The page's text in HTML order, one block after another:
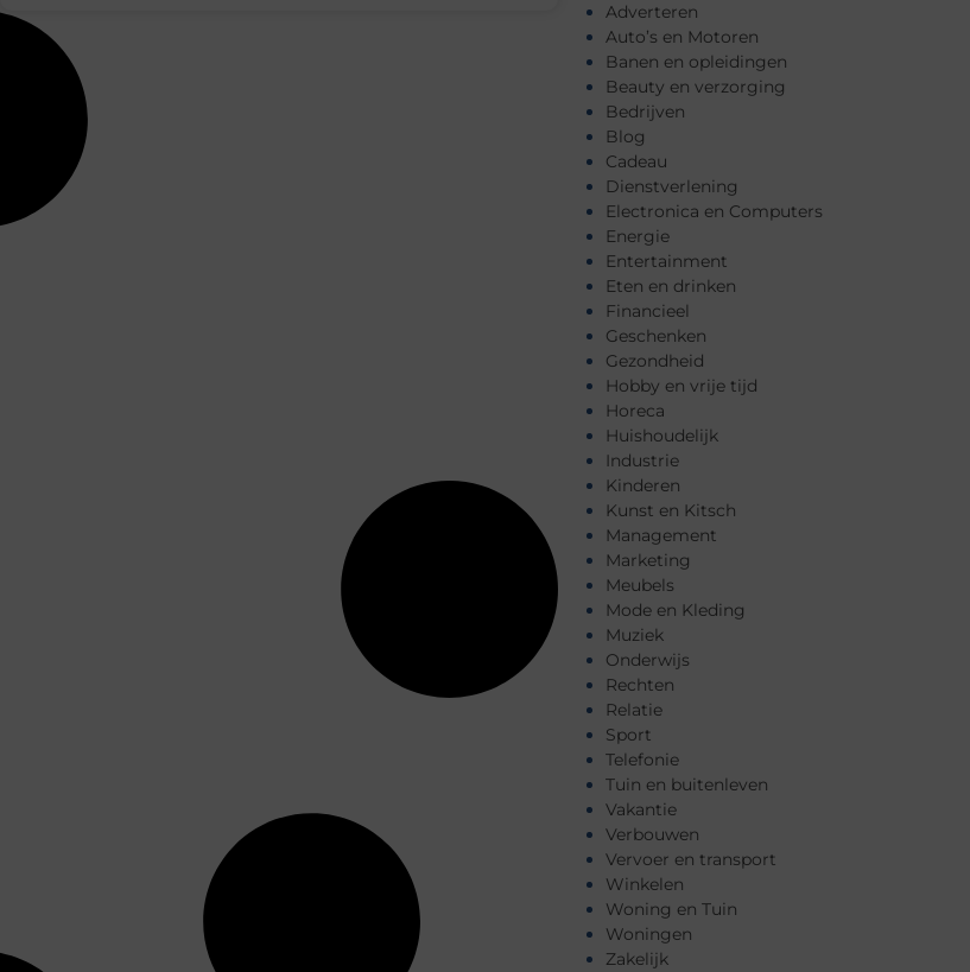
Adverteren
Auto’s en Motoren
Banen en opleidingen
Beauty en verzorging
Bedrijven
Blog
Cadeau
Dienstverlening
Electronica en Computers
Energie
Entertainment
Eten en drinken
Financieel
Geschenken
Gezondheid
Hobby en vrije tijd
Horeca
Huishoudelijk
Industrie
Kinderen
Kunst en Kitsch
Management
Marketing
Meubels
Mode en Kleding
Muziek
Onderwijs
Rechten
Relatie
Sport
Telefonie
Tuin en buitenleven
Vakantie
Verbouwen
Vervoer en transport
Winkelen
Woning en Tuin
Woningen
Zakelijk